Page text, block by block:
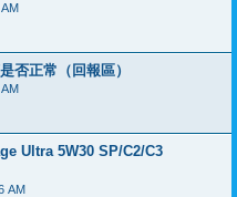
否正常（回報區）
Ultra 5W30 SP/C2/C3
AM